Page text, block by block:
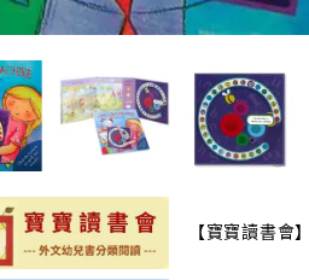
【寶寶讀書會